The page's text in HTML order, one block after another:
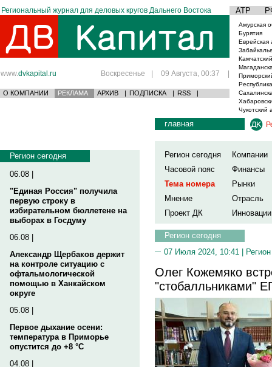
Региональный журнал для деловых кругов Дальнего Востока АТР
www.dvkapital.ru Воскресенье | 09 Августа, 00:37 |
О КОМПАНИИ РЕКЛАМА АРХИВ | ПОДПИСКА | RSS |
Амурская
Бурятия
Еврейская
Чукотский
Регион сегодня
06.08 |
"Единая Россия" получила
первую строку в
избирательном бюллетене на
выборах в Госдуму
06.08 |
Александр Щербаков держит
на контроле ситуацию с
офтальмологической
помощью в Ханкайском
округе
05.08 |
Первое дыхание осени:
температура в Приморье
опустится до +8 °C
04.08 |
главная
Регион сегодня
Компании
Часовой пояс
Финансы
Тема номера
Рынки
Мнение
Отрасль
Проект ДК
Инновации
Регион сегодня
07 Июля 2024, 10:41 |
Олег Кожемяко
"стобалльниками"